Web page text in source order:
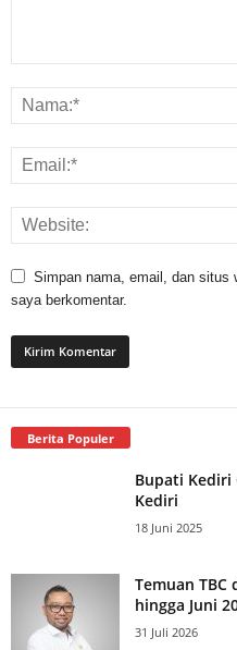
Simpan nama, email, dan situs
saya berkomentar.
Berita Populer
Bupati Kediri
Kediri
18 Juni 2025
Temuan TBC
hingga Juni
31 Juli 2026